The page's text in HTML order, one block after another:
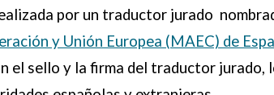
por un traductor jurado
y Unión Europea (MAEC) de
el sello y la firma del traductor jurado,